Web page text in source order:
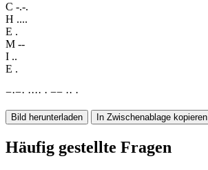
C -.-.
H ....
E .
M --
I ..
E .
−·−· ···· · −− ·· ·
Bild herunterladen In Zwischenablage kopieren
Häufig gestellte Fragen